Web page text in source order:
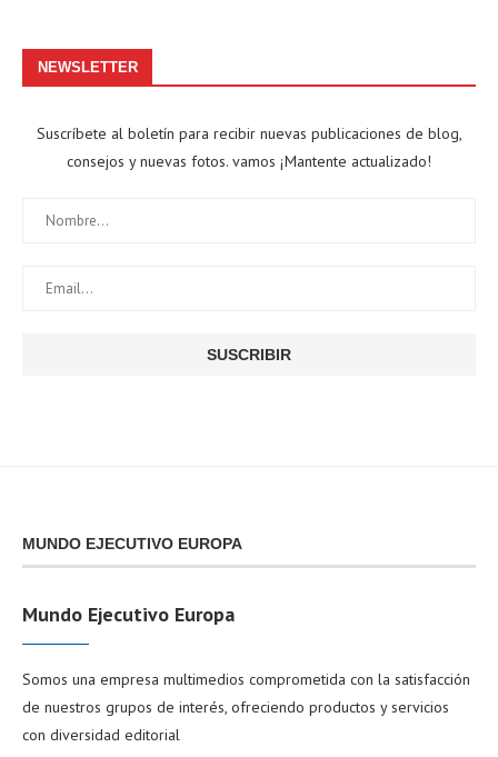
NEWSLETTER
Suscríbete al boletín para recibir nuevas publicaciones de blog,
consejos y nuevas fotos. vamos ¡Mantente actualizado!
MUNDO EJECUTIVO EUROPA
Mundo Ejecutivo Europa
Somos una empresa multimedios comprometida con la satisfacción
de nuestros grupos de interés, ofreciendo productos y servicios
con diversidad editorial